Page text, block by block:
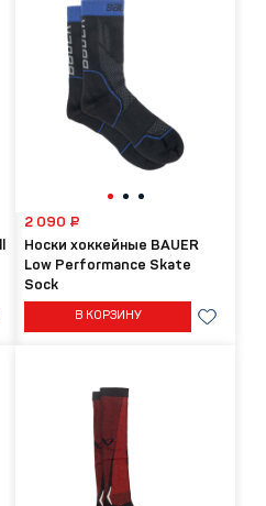
Носки хоккейные BAUER
Low Performance Skate
Sock
2 090 ₽
В КОРЗИНУ